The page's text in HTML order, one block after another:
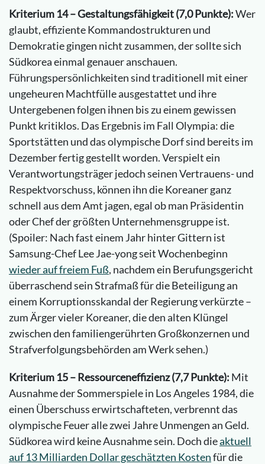
Kriterium 14 – Gestaltungsfähigkeit (7,0 Punkte):Wer
glaubt, effiziente Kommandostrukturen und
Demokratie gingen nicht zusammen, der sollte sich
Südkorea einmal genauer anschauen.
Führungspersönlichkeiten sind traditionell mit einer
ungeheuren Machtfülle ausgestattet und ihre
Untergebenen folgen ihnen bis zu einem gewissen
Punkt kritiklos. Das Ergebnis im Fall Olympia: die
Sportstätten und das olympische Dorf sind bereits im
Dezember fertig gestellt worden. Verspielt ein
Verantwortungsträger jedoch seinen Vertrauens- und
Respektvorschuss, können ihn die Koreaner ganz
schnell aus dem Amt jagen, egal ob man Präsidentin
oder Chef der größten Unternehmensgruppe ist.
(Spoiler: Nach fast einem Jahr hinter Gittern ist
Samsung-Chef Lee Jae-yong seit Wochenbeginn
wieder auf freiem Fuß, nachdem ein Berufungsgericht
überraschend sein Strafmaß für die Beteiligung an
einem Korruptionsskandal der Regierung verkürzte –
zum Ärger vieler Koreaner, die den alten Klüngel
zwischen den familiengerührten Großkonzernen und
Strafverfolgungsbehörden am Werk sehen.)
Kriterium 15 – Ressourceneffizienz (7,7 Punkte): Mit
Ausnahme der Sommerspiele in Los Angeles 1984, die
einen Überschuss erwirtschafteten, verbrennt das
olympische Feuer alle zwei Jahre Unmengen an Geld.
Südkorea wird keine Ausnahme sein. Doch dieaktuell
auf 13 Milliarden Dollar geschätzten Kostenfür die